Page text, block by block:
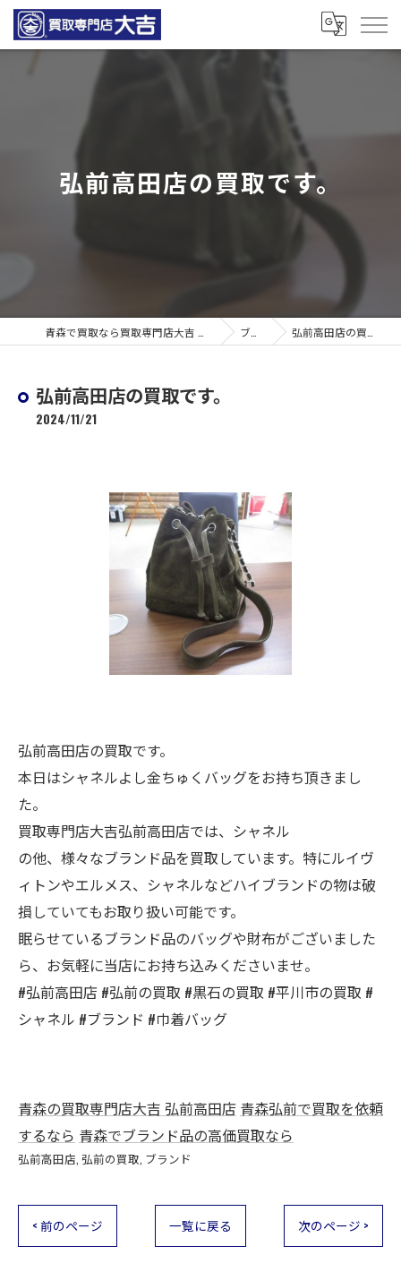
弘前高田店の買取です。
ブログ 弘前高田店の買取です。
弘前高田店の買取です。
2024/11/21
弘前高田店の買取です。
本日はシャネルよし金ちゅくバッグをお持ち頂きまし
た。
買取専門店大吉弘前高田店では、シャネル
の他、様々なブランド品を買取しています。特にルイヴ
ィトンやエルメス、シャネルなどハイブランドの物は破
損していてもお取り扱い可能です。
眠らせているブランド品のバッグや財布がございました
ら、お気軽に当店にお持ち込みくださいませ。
#弘前高田店 #弘前の買取 #黒石の買取 #平川市の買取 #
シャネル #ブランド #巾着バッグ
青森の買取専門店大吉 弘前高田店 青森弘前で買取を依頼
するなら 青森でブランド品の高価買取なら
弘前高田店 弘前の買取 ブランド
< 前のページ 一覧に戻る 次のページ >